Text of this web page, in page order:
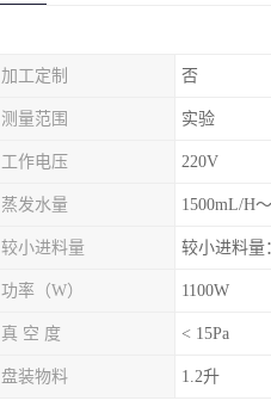
加工定制 否
测量范围 实验
工作电压 220V
蒸发水量 1500mL/H
较小进料量 较小进料量
功率（W） 1100W
真 空 度 < 15Pa
盘装物料 1.2升